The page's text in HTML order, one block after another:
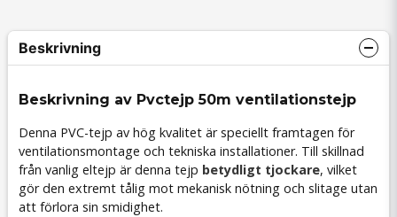
Beskrivning
Beskrivning av Pvctejp 50m ventilationstejp
Denna PVC-tejp av hög kvalitet är speciellt framtagen för
ventilationsmontage och tekniska installationer. Till skillnad
från vanlig eltejp är denna tejp betydligt tjockare, vilket
gör den extremt tålig mot mekanisk nötning och slitage utan
att förlora sin smidighet.